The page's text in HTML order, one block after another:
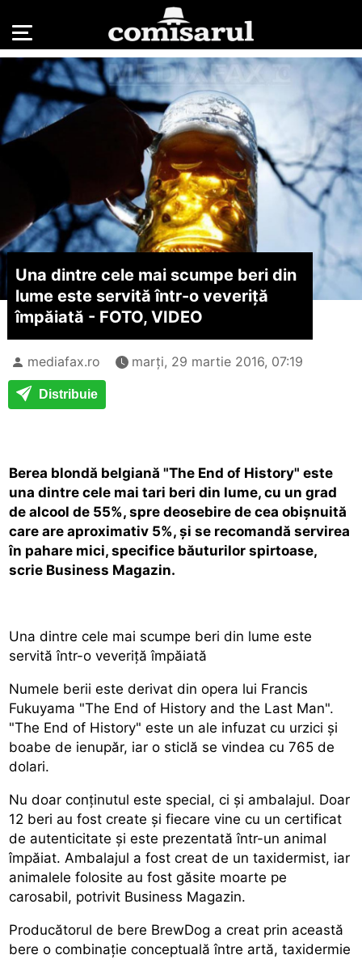
Una dintre cele mai scumpe beri din
lume este servită într-o veveriţă
împăiată - FOTO, VIDEO
mediafax.ro marți, 29 martie 2016, 07:19
Distribuie
Berea blondă belgiană "The End of History" este
una dintre cele mai tari beri din lume, cu un grad
de alcool de 55%, spre deosebire de cea obişnuită
care are aproximativ 5%, şi se recomandă servirea
în pahare mici, specifice băuturilor spirtoase,
scrie Business Magazin.
Una dintre cele mai scumpe beri din lume este
servită într-o veveriţă împăiată
Numele berii este derivat din opera lui Francis
Fukuyama "The End of History and the Last Man".
"The End of History" este un ale infuzat cu urzici şi
boabe de ienupăr, iar o sticlă se vindea cu 765 de
dolari.
Nu doar conţinutul este special, ci şi ambalajul. Doar
12 beri au fost create şi fiecare vine cu un certificat
de autenticitate şi este prezentată într-un animal
împăiat. Ambalajul a fost creat de un taxidermist, iar
animalele folosite au fost găsite moarte pe
carosabil, potrivit Business Magazin.
Producătorul de bere BrewDog a creat prin această
bere o combinaţie conceptuală între artă, taxidermie